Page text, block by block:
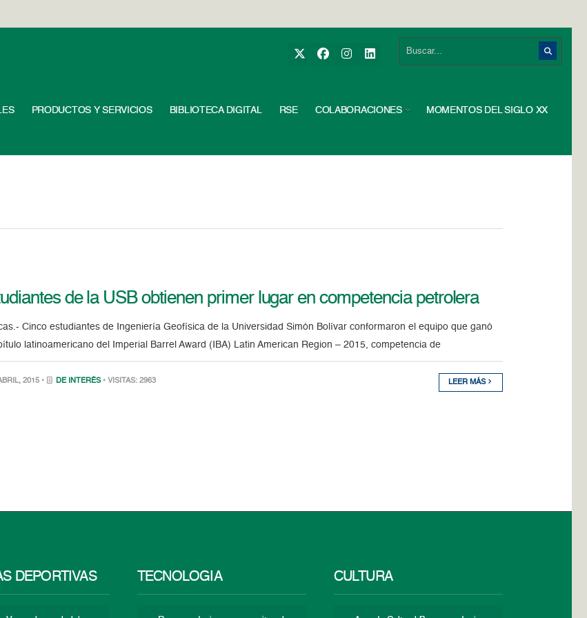
PRODUCTOS Y SERVICIOS BIBLIOTECA DIGITAL RSE COLABORACIONES MOMENTOS DEL SIGLO XX
de la USB obtienen primer lugar en competencia petrolera
Cinco estudiantes de Ingeniería Geofísica de la Universidad Simón Bolívar conformaron el equipo que ganó
latinoamericano del Imperial Barrel Award (IBA) Latin American Region – 2015, competencia de
2015 • DE INTERÉS • VISITAS: 2963 LEER MÁS
DEPORTIVAS TECNOLOGÍA CULTURA